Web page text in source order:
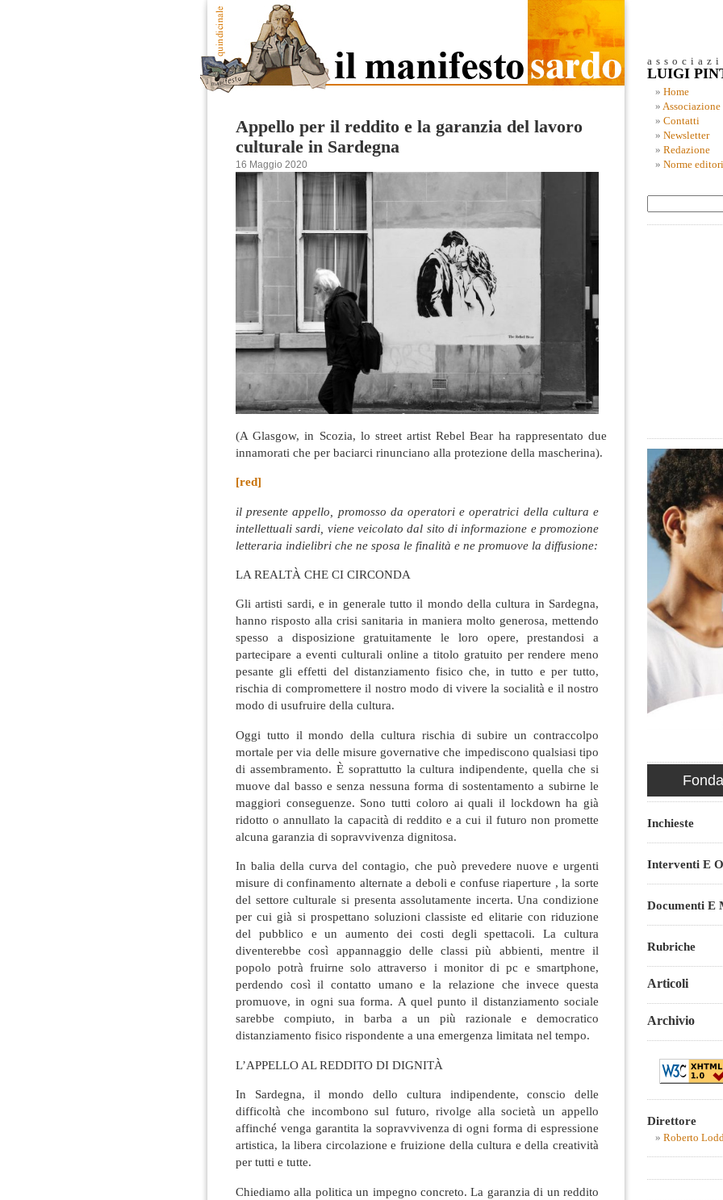
Appello per il reddito e la garanzia del lavoro
culturale in Sardegna
16 Maggio 2020
(A Glasgow, in Scozia, lo street artist Rebel Bear ha rappresentato due
innamorati che per baciarci rinunciano alla protezione della mascherina).
[red]
il presente appello, promosso da operatori e operatrici della cultura e
intellettuali sardi, viene veicolato dal sito di informazione e promozione
letteraria indielibri che ne sposa le finalità e ne promuove la diffusione:
LA REALTÀ CHE CI CIRCONDA
Gli artisti sardi, e in generale tutto il mondo della cultura in Sardegna,
hanno risposto alla crisi sanitaria in maniera molto generosa, mettendo
spesso a disposizione gratuitamente le loro opere, prestandosi a
partecipare a eventi culturali online a titolo gratuito per rendere meno
pesante gli effetti del distanziamento fisico che, in tutto e per tutto,
rischia di compromettere il nostro modo di vivere la socialità e il nostro
modo di usufruire della cultura.
Oggi tutto il mondo della cultura rischia di subire un contraccolpo
mortale per via delle misure governative che impediscono qualsiasi tipo
di assembramento. È soprattutto la cultura indipendente, quella che si
muove dal basso e senza nessuna forma di sostentamento a subirne le
maggiori conseguenze. Sono tutti coloro ai quali il lockdown ha già
ridotto o annullato la capacità di reddito e a cui il futuro non promette
alcuna garanzia di sopravvivenza dignitosa.
In balia della curva del contagio, che può prevedere nuove e urgenti
misure di confinamento alternate a deboli e confuse riaperture , la sorte
del settore culturale si presenta assolutamente incerta. Una condizione
per cui già si prospettano soluzioni classiste ed elitarie con riduzione
del pubblico e un aumento dei costi degli spettacoli. La cultura
diventerebbe così appannaggio delle classi più abbienti, mentre il
popolo potrà fruirne solo attraverso i monitor di pc e smartphone,
perdendo così il contatto umano e la relazione che invece questa
promuove, in ogni sua forma. A quel punto il distanziamento sociale
sarebbe compiuto, in barba a un più razionale e democratico
distanziamento fisico rispondente a una emergenza limitata nel tempo.
L’APPELLO AL REDDITO DI DIGNITÀ
In Sardegna, il mondo dello cultura indipendente, conscio delle
difficoltà che incombono sul futuro, rivolge alla società un appello
affinché venga garantita la sopravvivenza di ogni forma di espressione
artistica, la libera circolazione e fruizione della cultura e della creatività
per tutti e tutte.
Chiediamo alla politica un impegno concreto. La garanzia di un reddito
LUIGI
Home
Associazione
Contatti
Newsletter
Redazione
Norme
Inchieste
Interventi E
Documenti E
Rubriche
Articoli
Archivio
Direttore
Roberto